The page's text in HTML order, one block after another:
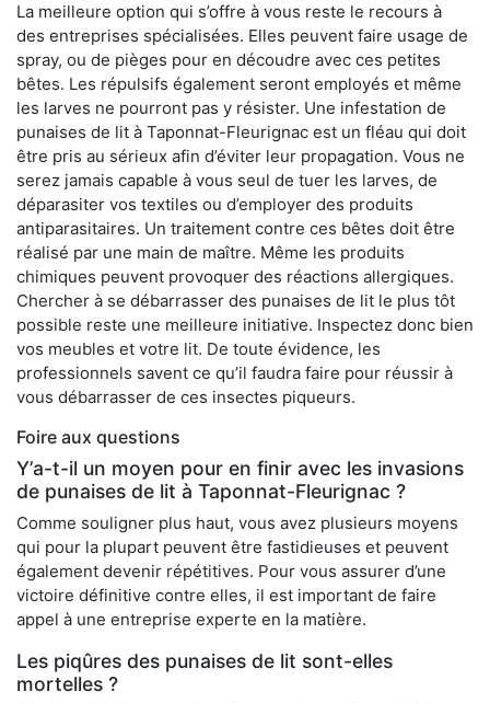
La meilleure option qui s’offre à vous reste le recours à
des entreprises spécialisées. Elles peuvent faire usage de
spray, ou de pièges pour en découdre avec ces petites
bêtes. Les répulsifs également seront employés et même
les larves ne pourront pas y résister. Une infestation de
punaises de lit à Taponnat-Fleurignac est un fléau qui doit
être pris au sérieux afin d’éviter leur propagation. Vous ne
serez jamais capable à vous seul de tuer les larves, de
déparasiter vos textiles ou d’employer des produits
antiparasitaires. Un traitement contre ces bêtes doit être
réalisé par une main de maître. Même les produits
chimiques peuvent provoquer des réactions allergiques.
Chercher à se débarrasser des punaises de lit le plus tôt
possible reste une meilleure initiative. Inspectez donc bien
vos meubles et votre lit. De toute évidence, les
professionnels savent ce qu’il faudra faire pour réussir à
vous débarrasser de ces insectes piqueurs.
Foire aux questions
Y’a-t-il un moyen pour en finir avec les invasions
de punaises de lit à Taponnat-Fleurignac ?
Comme souligner plus haut, vous avez plusieurs moyens
qui pour la plupart peuvent être fastidieuses et peuvent
également devenir répétitives. Pour vous assurer d’une
victoire définitive contre elles, il est important de faire
appel à une entreprise experte en la matière.
Les piqûres des punaises de lit sont-elles
mortelles ?